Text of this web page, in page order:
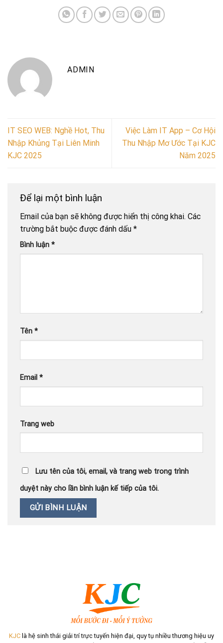
ADMIN
IT SEO WEB: Nghề Hot, Thu
Nhập Khủng Tại Liên Minh
KJC 2025
Việc Làm IT App – Cơ Hội
Thu Nhập Mơ Ước Tại KJC
Năm 2025
Để lại một bình luận
Email của bạn sẽ không được hiển thị công khai. Các
trường bắt buộc được đánh dấu *
Bình luận *
Tên *
Email *
Trang web
Lưu tên của tôi, email, và trang web trong trình
duyệt này cho lần bình luận kế tiếp của tôi.
KJC là hệ sinh thái giải trí trực tuyến hiện đại, quy tụ nhiều thương hiệu uy